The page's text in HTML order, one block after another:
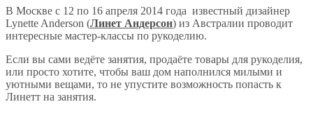
В Москве с 12 по 16 апреля 2014 года известный дизайнер
Lynette Anderson (Линет Андерсон) из Австралии проводит
интересные мастер-классы по рукоделию.
Если вы сами ведёте занятия, продаёте товары для рукоделия,
или просто хотите, чтобы ваш дом наполнился милыми и
уютными вещами, то не упустите возможность попасть к
Линетт на занятия.